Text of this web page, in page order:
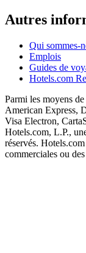
Autres
Qui sommes-
Emplois
Guides de
Hotels.com
Parmi les moyens
American Express,
Visa Electron,
Hotels.com, L.P.,
réservés.
commerciales ou